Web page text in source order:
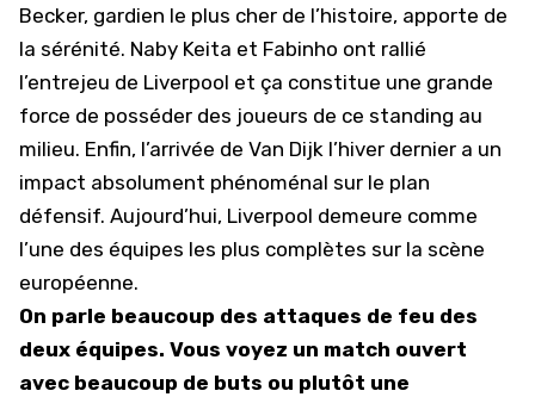
Becker, gardien le plus cher de l’histoire, apporte de
la sérénité. Naby Keita et Fabinho ont rallié
l’entrejeu de Liverpool et ça constitue une grande
force de posséder des joueurs de ce standing au
milieu. Enfin, l’arrivée de Van Dijk l’hiver dernier a un
impact absolument phénoménal sur le plan
défensif. Aujourd’hui, Liverpool demeure comme
l’une des équipes les plus complètes sur la scène
européenne.
On parle beaucoup des attaques de feu des
deux équipes. Vous voyez un match ouvert
avec beaucoup de buts ou plutôt une